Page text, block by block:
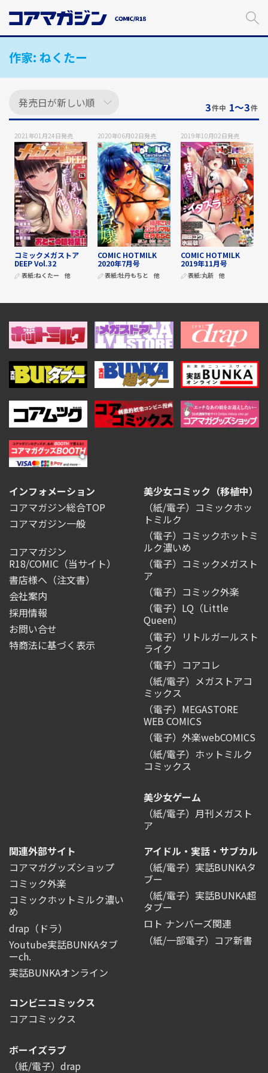
ン
作家: ねくたー
3件中 1〜3件
2021年01月24日発売
コミックメガストア
DEEP Vol.32
表紙:ねくたー 他
2020年06月02日発売
COMIC HOTMILK
2020年7月号
表紙:牡丹もちと 他
2019年10月02日発売
COMIC HOTMILK
2019年11月号
表紙:丸新 他
インフォメーション
コアマガジン総合TOP
コアマガジン一般
コアマガジン
R18/COMIC （当サイト）
書店様へ（注文書）
会社案内
採用情報
お問い合せ
特商法に基づく表示
美少女コミック（移植中）
（紙/電子）コミックホッ
トミルク
（電子）コミックホットミ
ルク濃いめ
（電子）コミックメガスト
ア
（電子）コミック外楽
（電子）LQ（Little
Queen）
（電子）リトルガールスト
ライク
（電子）コアコレ
（紙/電子）メガストアコ
ミックス
（電子）MEGASTORE
WEB COMICS
（電子）外楽webCOMICS
（紙/電子）ホットミルク
コミックス
美少女ゲーム
（紙/電子）月刊メガスト
ア
関連外部サイト
コアマガグッズショップ
コミック外楽
コミックホットミルク濃い
め
drap（ドラ）
Youtube実話BUNKAタブ
ーch.
実話BUNKAオンライン
アイドル・実話・サブカル
（紙/電子）実話BUNKAタ
ブー
（紙/電子）実話BUNKA超
タブー
ロト ナンバーズ関連
（紙/一部電子）コア新書
コンビニコミックス
コアコミックス
ボーイズラブ
（紙/電子）drap